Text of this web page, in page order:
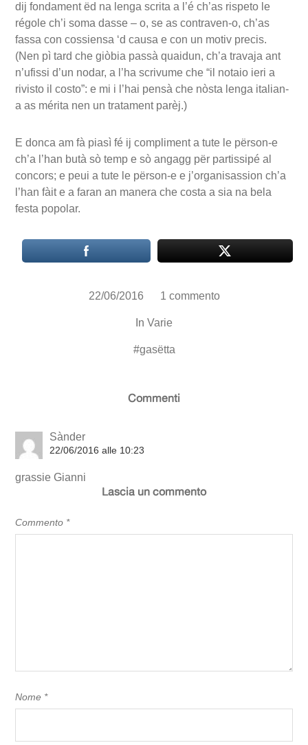
dij fondament ëd na lenga scrita a l’é ch’as rispeto le
régole ch’i soma dasse – o, se as contraven-o, ch’as
fassa con cossiensa ‘d causa e con un motiv precis.
(Nen pì tard che giòbia passà quaidun, ch’a travaja ant
n’ufissi d’un nodar, a l’ha scrivume che “il notaio ieri a
rivisto il costo”: e mi i l’hai pensà che nòsta lenga italian-
a as mérita nen un tratament parèj.)
E donca am fà piasì fé ij compliment a tute le përson-e
ch’a l’han butà sò temp e sò angagg për partissipé al
concors; e peui a tute le përson-e e j’organisassion ch’a
l’han fàit e a faran an manera che costa a sia na bela
festa popolar.
22/06/2016 1 commento
In Varie
#gasëtta
Commenti
Sànder
22/06/2016 alle 10:23
grassie Gianni
Lascia un commento
Commento *
Nome *